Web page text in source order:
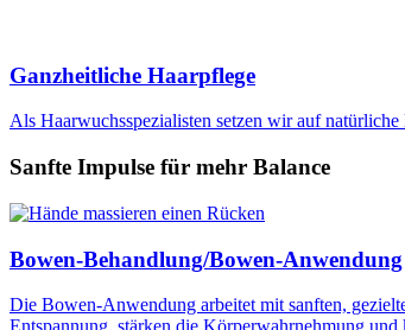
Ganzheitliche Haarpflege
Als Haarwuchsspezialisten setzen wir auf
Sanfte Impulse für mehr Balance
Bowen-Behandlung/Bowen-Anwendung
Die Bowen-Anwendung arbeitet mit sanften,